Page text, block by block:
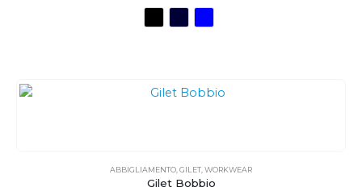
ABBIGLIAMENTO GILET WORKWEAR
Gilet Bobbio